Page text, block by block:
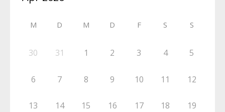
M D M D F S S
30 31 1 2 3 4 5
6 7 8 9 10 11 12
13 14 15 16 17 18 19